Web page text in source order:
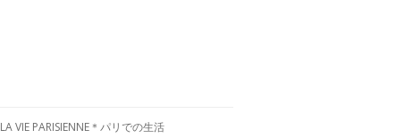
LA VIE PARISIENNE＊パリでの生活